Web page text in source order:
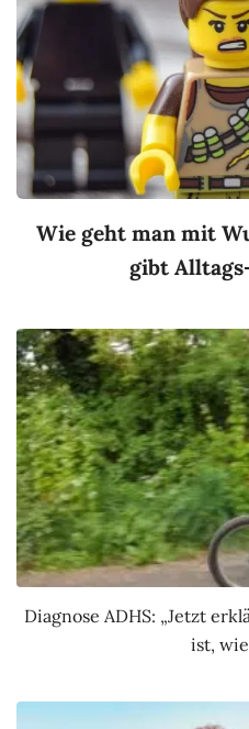
Wie geht man mit
gibt
Diagnose ADHS: „Jetzt
ist,